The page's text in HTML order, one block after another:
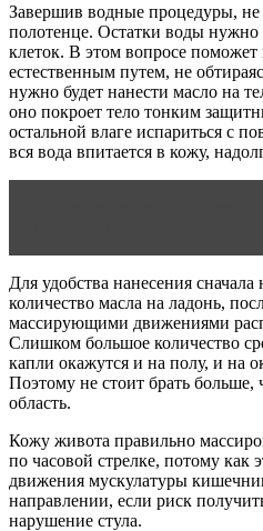
Завершив водные процедуры, не
полотенце. Остатки воды нужно
клеток. В этом вопросе
естественным путем, не
нужно будет нанести масло на
оно покроет тело тонким
остальной влаге испариться с
вся вода впитается в кожу,
Для удобства нанесения
количество масла на ладонь,
массирующими движениями
Слишком большое количество
капли окажутся и на полу, и на
Поэтому не стоит брать больше,
область.
Кожу живота правильно
по часовой стрелке, потому как
движения мускулатуры
направлении, если риск
нарушение стула.